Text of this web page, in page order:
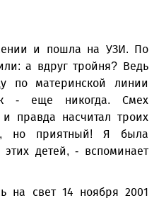
и пошла на УЗИ. По
а вдруг тройня? Ведь
по материнской линии
- еще никогда. Смех
и правда насчитал троих
но приятный! Я была
этих детей, - вспоминает
на свет 14 ноября 2001